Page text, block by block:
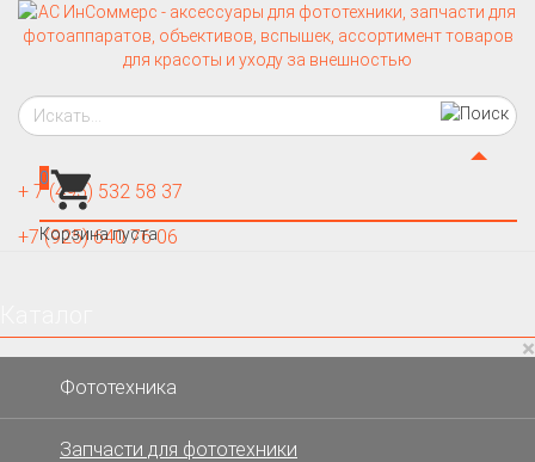
+ 7 (495) 532 58 37
+7 (925) 640 76 06
0
Корзина пуста
×
Фототехника
Запчасти для фототехники